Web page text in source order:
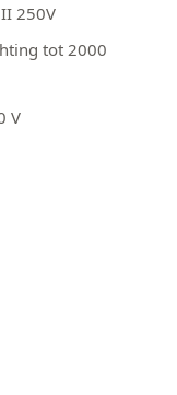
250V
tot 2000
V